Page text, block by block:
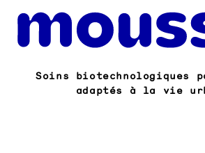
Soins biotechnologiques
adaptés à la vie